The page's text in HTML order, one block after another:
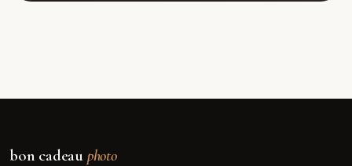
bon cadeau photo